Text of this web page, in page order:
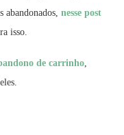
abandonados, nesse post
isso.
de carrinho,